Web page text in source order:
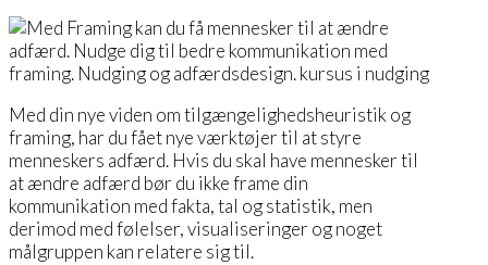
Med din nye viden om tilgængelighedsheuristik og
framing, har du fået nye værktøjer til at styre
menneskers adfærd. Hvis du skal have mennesker til
at ændre adfærd bør du ikke frame din
kommunikation med fakta, tal og statistik, men
derimod med følelser, visualiseringer og noget
målgruppen kan relatere sig til.